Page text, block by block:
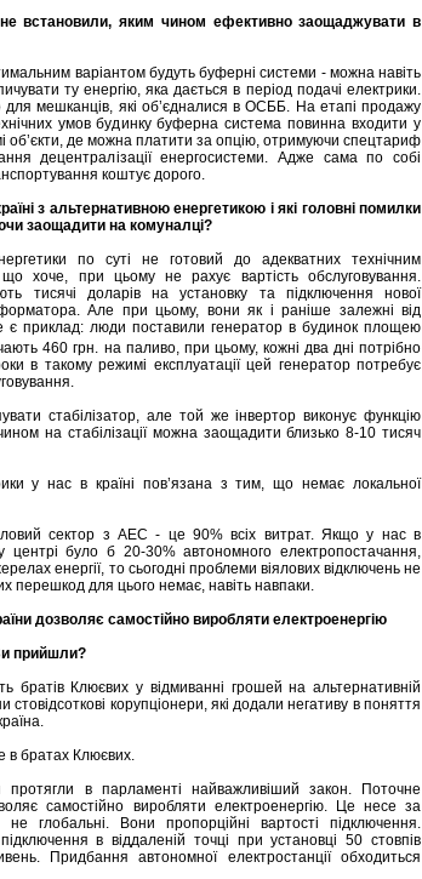
не встановили, яким чином ефективно заощаджувати в
варіантом будуть буферні системи - можна навіть
ту енергію, яка дається в період подачі електрики.
мешканців, які об’єдналися в ОСББ. На етапі продажу
умов будинку буферна система повинна входити у
об’єкти, де можна платити за опцію, отримуючи спецтариф
децентралізації енергосистеми. Адже сама по собі
коштує дорого.
з альтернативною енергетикою і які головні помилки
заощадити на комуналці?
по суті не готовий до адекватних технічним
хоче, при цьому не рахує вартість обслуговування.
тисячі доларів на установку та підключення нової
Але при цьому, вони як і раніше залежні від
є приклад: люди поставили генератор в будинок площею
460 грн. на паливо, при цьому, кожні два дні потрібно
в такому режимі експлуатації цей генератор потребує
стабілізатор, але той же інвертор виконує функцію
чином на стабілізації можна заощадити близько 8-10 тисяч
у нас в країні пов’язана з тим, що немає локальної
сектор з АЕС - це 90% всіх витрат. Якщо у нас в
було б 20-30% автономного електропостачання,
енергії, то сьогодні проблеми віялових відключень не
перешкод для цього немає, навіть навпаки.
дозволяє самостійно виробляти електроенергію
прийшли?
братів Клюєвих у відмиванні грошей на альтернативній
корупціонери, які додали негативу в поняття
братах Клюєвих.
в парламенті найважливіший закон. Поточне
самостійно виробляти електроенергію. Це несе за
глобальні. Вони пропорційні вартості підключення.
в віддаленій точці при установці 50 стовпів
Придбання автономної електростанції обходиться